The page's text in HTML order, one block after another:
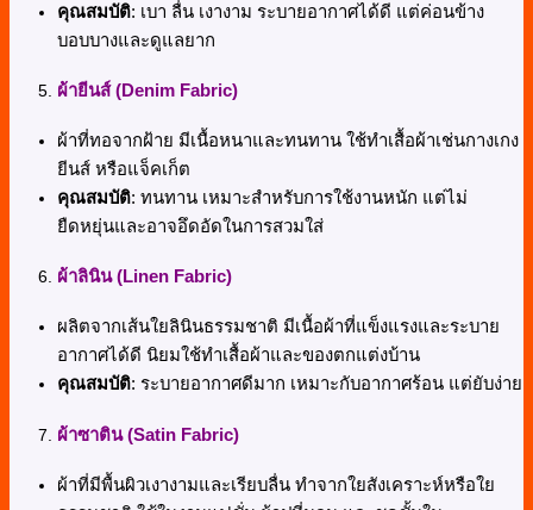
คุณสมบัติ: เบา ลื่น เงางาม ระบายอากาศได้ดี แต่ค่อนข้าง
บอบบางและดูแลยาก
ผ้ายีนส์ (Denim Fabric)
ผ้าที่ทอจากฝ้าย มีเนื้อหนาและทนทาน ใช้ทำเสื้อผ้าเช่นกางเกง
ยีนส์ หรือแจ็คเก็ต
คุณสมบัติ: ทนทาน เหมาะสำหรับการใช้งานหนัก แต่ไม่
ยืดหยุ่นและอาจอึดอัดในการสวมใส่
ผ้าลินิน (Linen Fabric)
ผลิตจากเส้นใยลินินธรรมชาติ มีเนื้อผ้าที่แข็งแรงและระบาย
อากาศได้ดี นิยมใช้ทำเสื้อผ้าและของตกแต่งบ้าน
คุณสมบัติ: ระบายอากาศดีมาก เหมาะกับอากาศร้อน แต่ยับง่าย
ผ้าซาติน (Satin Fabric)
ผ้าที่มีพื้นผิวเงางามและเรียบลื่น ทำจากใยสังเคราะห์หรือใย